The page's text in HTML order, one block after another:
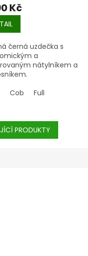
Kč
černá uzdečka s
a
nátylníkem a
Cob Full
PRODUKTY